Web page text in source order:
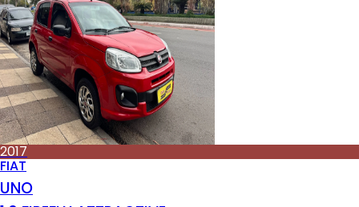
2017
FIAT
UNO